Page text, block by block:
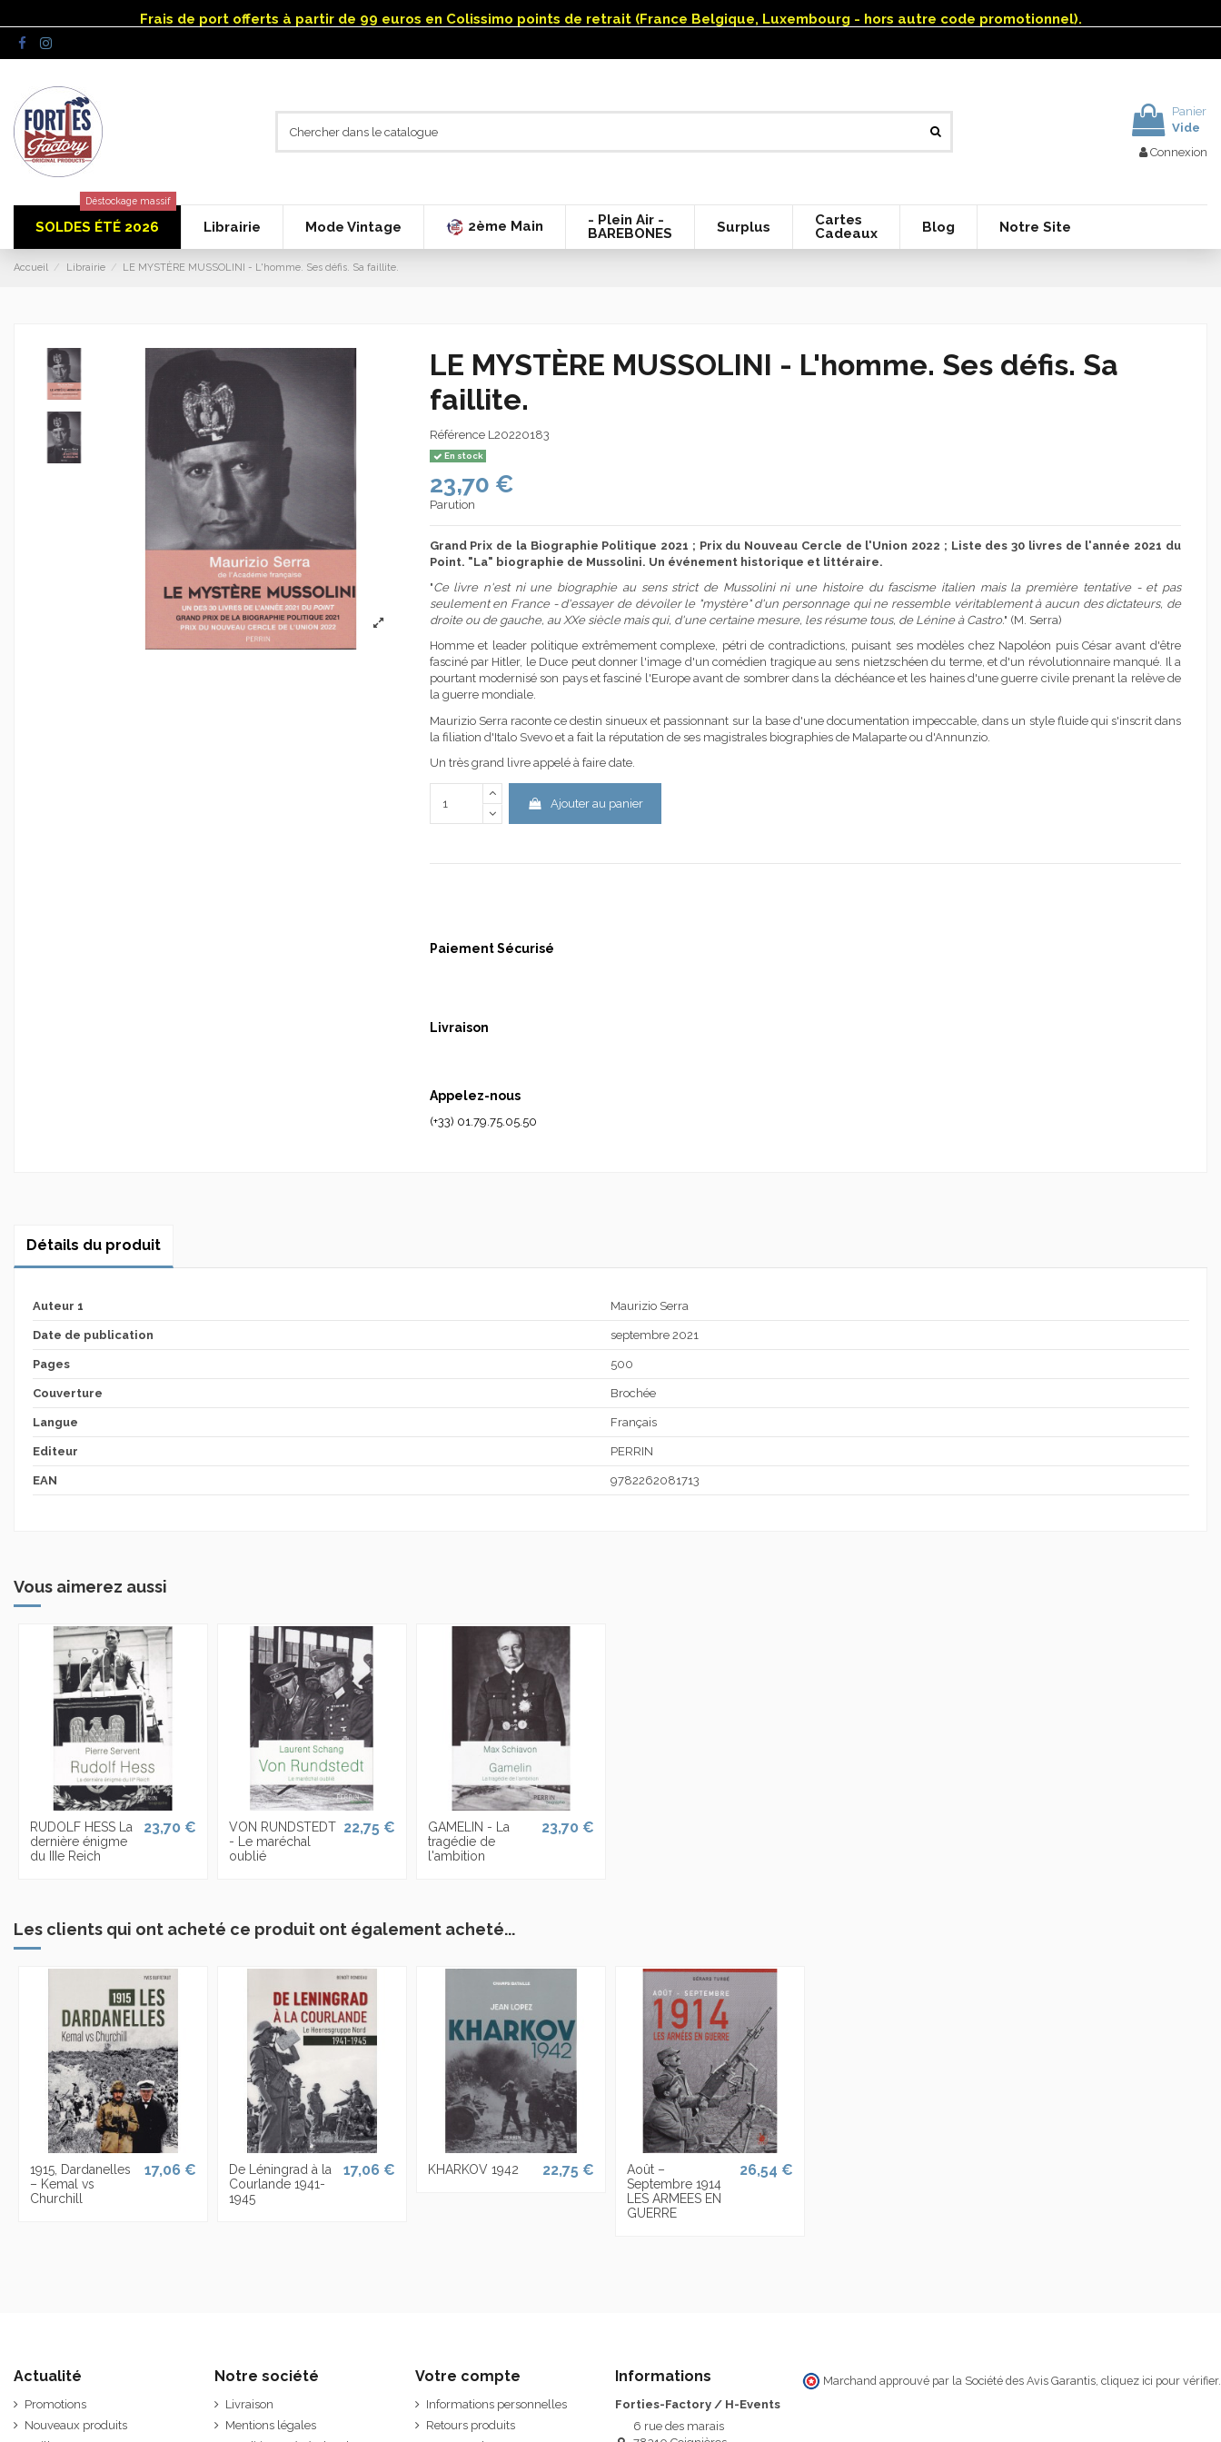
Frais de port offerts à partir de 99 euros en Colissimo points de retrait (France Belgique, Luxembourg - hors autre code promotionnel).
Panier
Vide
Connexion
SOLDES ÉTÉ 2026
Déstockage massif
Librairie Mode Vintage 2ème Main
- Plein Air -
BAREBONES
Surplus
Cartes
Cadeaux
Blog Notre Site
Accueil Librairie LE MYSTÈRE MUSSOLINI - L'homme. Ses défis. Sa faillite.
LE MYSTÈRE MUSSOLINI - L'homme. Ses défis. Sa
faillite.
Référence L20220183
En stock
23,70 €
Parution
Grand Prix de la Biographie Politique 2021 ; Prix du Nouveau Cercle de l'Union 2022 ; Liste des 30 livres de l'année 2021 du
Point. "La" biographie de Mussolini. Un événement historique et littéraire.
"Ce livre n'est ni une biographie au sens strict de Mussolini ni une histoire du fascisme italien mais la première tentative - et pas
seulement en France - d'essayer de dévoiler le "mystère" d'un personnage qui ne ressemble véritablement à aucun des dictateurs, de
droite ou de gauche, au XXe siècle mais qui, d'une certaine mesure, les résume tous, de Lénine à Castro." (M. Serra)
Homme et leader politique extrêmement complexe, pétri de contradictions, puisant ses modèles chez Napoléon puis César avant d'être
fasciné par Hitler, le Duce peut donner l'image d'un comédien tragique au sens nietzschéen du terme, et d'un révolutionnaire manqué. Il a
pourtant modernisé son pays et fasciné l'Europe avant de sombrer dans la déchéance et les haines d'une guerre civile prenant la relève de
la guerre mondiale.
Maurizio Serra raconte ce destin sinueux et passionnant sur la base d'une documentation impeccable, dans un style fluide qui s'inscrit dans
la filiation d'Italo Svevo et a fait la réputation de ses magistrales biographies de Malaparte ou d'Annunzio.
Un très grand livre appelé à faire date.
Ajouter au panier
Paiement Sécurisé
Livraison
Appelez-nous
(+33) 01.79.75.05.50
Détails du produit
Auteur 1 Maurizio Serra
Date de publication septembre 2021
Pages 500
Couverture Brochée
Langue Français
Editeur PERRIN
EAN 9782262081713
Vous aimerez aussi
RUDOLF HESS La
dernière énigme
du IIIe Reich
23,70 €
VON RUNDSTEDT
- Le maréchal
oublié
22,75 €
GAMELIN - La
tragédie de
l'ambition
23,70 €
Les clients qui ont acheté ce produit ont également acheté...
1915, Dardanelles
– Kemal vs
Churchill
17,06 €
De Léningrad à la
Courlande 1941-
1945
17,06 € KHARKOV 1942 22,75 €
Août –
Septembre 1914
LES ARMEES EN
GUERRE
26,54 €
Actualité
Promotions
Nouveaux produits
Notre société
Livraison
Mentions légales
Votre compte
Informations personnelles
Retours produits
Informations
Forties-Factory / H-Events
6 rue des marais
Marchand approuvé par la Société des Avis Garantis, cliquez ici pour vérifier.